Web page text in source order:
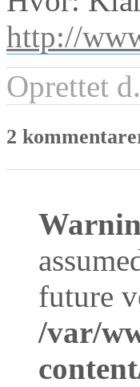
http://
Oprettet
2
future
/var/